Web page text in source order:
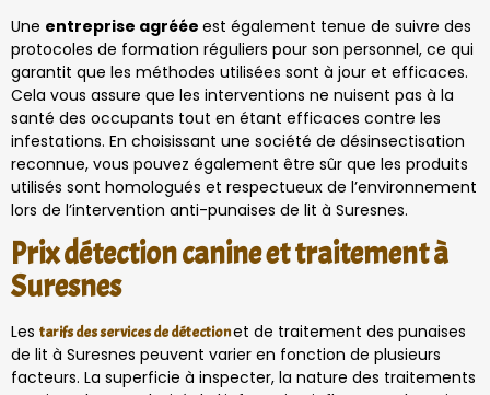
Une entreprise agréée est également tenue de suivre des
protocoles de formation réguliers pour son personnel, ce qui
garantit que les méthodes utilisées sont à jour et efficaces.
Cela vous assure que les interventions ne nuisent pas à la
santé des occupants tout en étant efficaces contre les
infestations. En choisissant une société de désinsectisation
reconnue, vous pouvez également être sûr que les produits
utilisés sont homologués et respectueux de l’environnement
lors de l’intervention anti-punaises de lit à Suresnes.
Prix détection canine et traitement à
Suresnes
Les tarifs des services de détectionet de traitement des punaises
de lit à Suresnes peuvent varier en fonction de plusieurs
facteurs. La superficie à inspecter, la nature des traitements